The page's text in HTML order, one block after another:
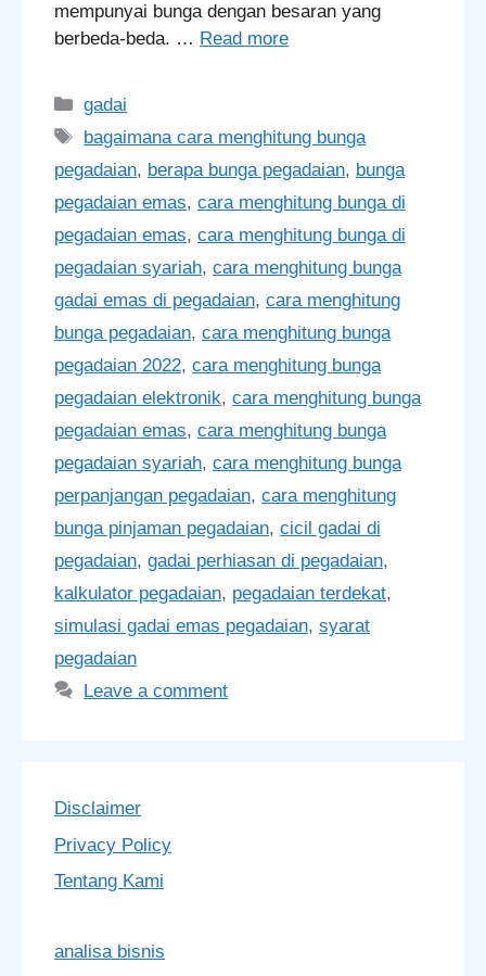
mempunyai bunga dengan besaran yang
berbeda-beda. … Read more
Categories
gadai
Tags
bagaimana cara menghitung bunga
pegadaian, berapa bunga pegadaian, bunga
pegadaian emas, cara menghitung bunga di
pegadaian emas, cara menghitung bunga di
pegadaian syariah, cara menghitung bunga
gadai emas di pegadaian, cara menghitung
bunga pegadaian, cara menghitung bunga
pegadaian 2022, cara menghitung bunga
pegadaian elektronik, cara menghitung bunga
pegadaian emas, cara menghitung bunga
pegadaian syariah, cara menghitung bunga
perpanjangan pegadaian, cara menghitung
bunga pinjaman pegadaian, cicil gadai di
pegadaian, gadai perhiasan di pegadaian,
kalkulator pegadaian, pegadaian terdekat,
simulasi gadai emas pegadaian, syarat
pegadaian
Leave a comment
Disclaimer
Privacy Policy
Tentang Kami
analisa bisnis